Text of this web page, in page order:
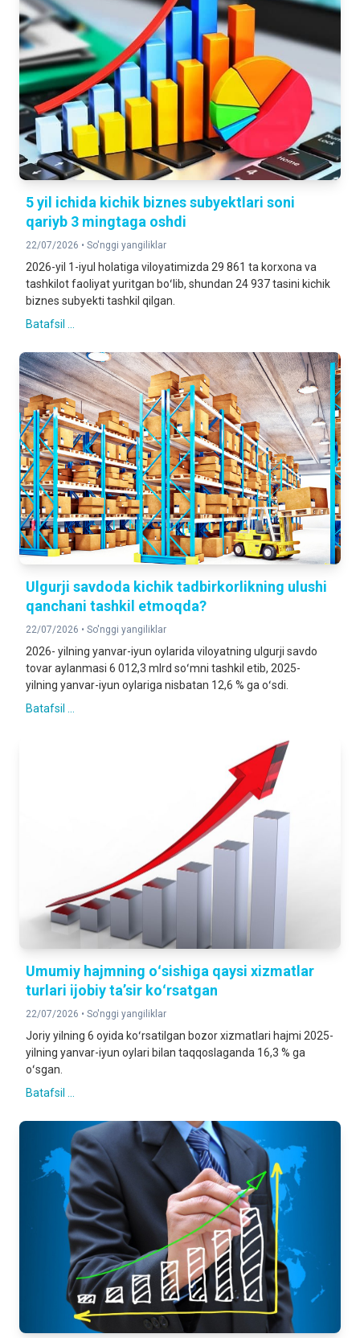
5 yil ichida kichik biznes subyektlari soni
qariyb 3 mingtaga oshdi
22/07/2026 • So'nggi yangiliklar
2026-yil 1-iyul holatiga viloyatimizda 29 861 ta korxona va
tashkilot faoliyat yuritgan boʻlib, shundan 24 937 tasini kichik
biznes subyekti tashkil qilgan.
Batafsil ...
Ulgurji savdoda kichik tadbirkorlikning ulushi
qanchani tashkil etmoqda?
22/07/2026 • So'nggi yangiliklar
2026- yilning yanvar-iyun oylarida viloyatning ulgurji savdo
tovar aylanmasi 6 012,3 mlrd soʻmni tashkil etib, 2025-
yilning yanvar-iyun oylariga nisbatan 12,6 % ga oʻsdi.
Batafsil ...
Umumiy hajmning oʻsishiga qaysi xizmatlar
turlari ijobiy taʼsir koʻrsatgan
22/07/2026 • So'nggi yangiliklar
Joriy yilning 6 oyida koʻrsatilgan bozor xizmatlari hajmi 2025-
yilning yanvar-iyun oylari bilan taqqoslaganda 16,3 % ga
oʻsgan.
Batafsil ...